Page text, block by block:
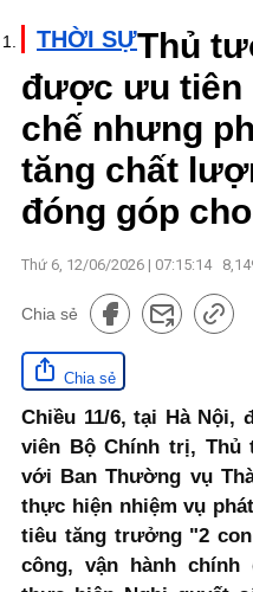
THỜI SỰThủ
được ưu tiên
chế nhưng
tăng chất
đóng góp
Thứ 6, 12/06/2026 | 07:15:14
Chia sẻ
Chia sẻ
Chiều 11/6, tại Hà Nội,
viên Bộ Chính trị, Thủ
với Ban Thường vụ
thực hiện nhiệm vụ
tiêu tăng trưởng "2
công, vận hành chính